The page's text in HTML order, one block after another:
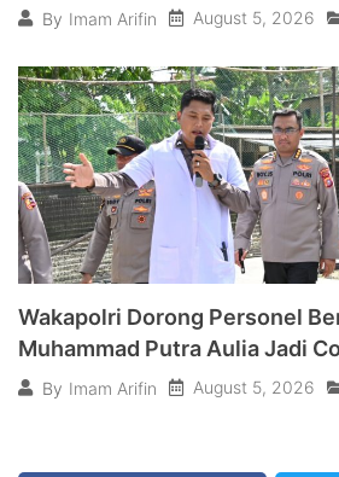
By Imam Arifin August 5, 2026
Wakapolri Dorong Personel
Muhammad Putra Aulia Jadi
By Imam Arifin August 5, 2026